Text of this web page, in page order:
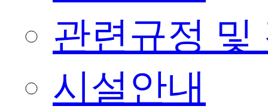
관련규정 및
시설안내